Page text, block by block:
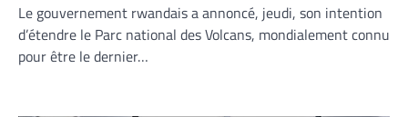
Le gouvernement rwandais a annoncé, jeudi, son intention
d’étendre le Parc national des Volcans, mondialement connu
pour être le dernier…